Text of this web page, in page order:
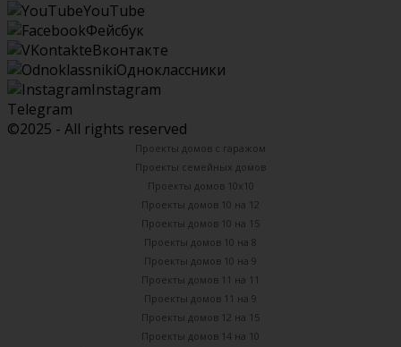
YouTube
Фейсбук
Вконтакте
Одноклассники
Instagram
Telegram
©2025 - All rights reserved
Проекты домов с гаражом
Проекты семейных домов
Проекты домов 10х10
Проекты домов 10 на 12
Проекты домов 10 на 15
Проекты домов 10 на 8
Проекты домов 10 на 9
Проекты домов 11 на 11
Проекты домов 11 на 9
Проекты домов 12 на 15
Проекты домов 14 на 10